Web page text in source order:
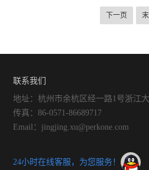
检测前样品处理
规范多点混合取
专用检测设备，
扭矩变化，能够
原理，详细解读
项，并针对设备
下一页
联系我们
地址：杭州市余杭区经一路1号浙江
传真：86-0571-86689717
Email：jingjing.xu@perkone.com
24小时在线客服，为您服务！